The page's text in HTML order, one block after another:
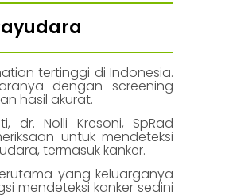
tertinggi di Indonesia.
dengan screening
hasil akurat.
dr. Nolli Kresoni, SpRad
untuk mendeteksi
termasuk kanker.
yang keluarganya
mendeteksi kanker sedini